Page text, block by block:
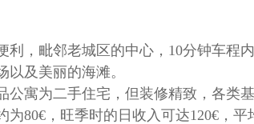
利，毗邻老城区的中心，10分钟车程
以及美丽的海滩。
公寓为二手住宅，但装修精致，各类
为80€，旺季时的日收入可达120€，平